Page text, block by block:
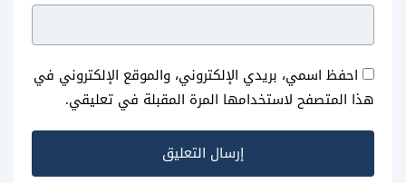
احفظ اسمي، بريدي الإلكتروني، والموقع الإلكتروني في
هذا المتصفح لاستخدامها المرة المقبلة في تعليقي.